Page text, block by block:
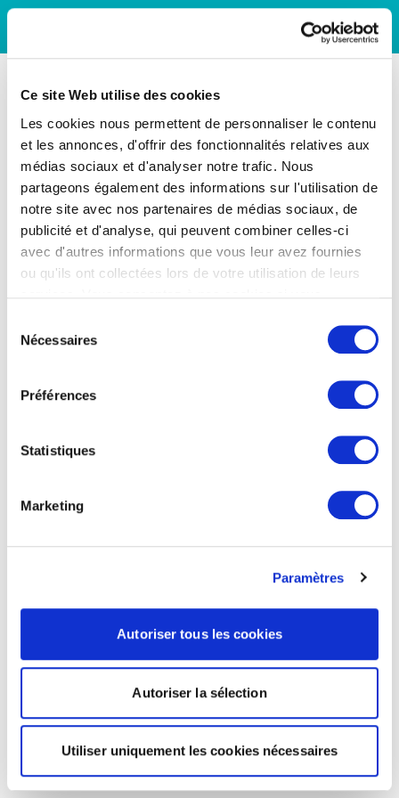
Ce site Web utilise des cookies
Les cookies nous permettent de personnaliser le contenu
et les annonces, d'offrir des fonctionnalités relatives aux
médias sociaux et d'analyser notre trafic. Nous
partageons également des informations sur l'utilisation de
notre site avec nos partenaires de médias sociaux, de
publicité et d'analyse, qui peuvent combiner celles-ci
avec d'autres informations que vous leur avez fournies
ou qu'ils ont collectées lors de votre utilisation de leurs
Nécessaires
Préférences
Statistiques
Marketing
Paramètres
Autoriser tous les cookies
Autoriser la sélection
Utiliser uniquement les cookies nécessaires